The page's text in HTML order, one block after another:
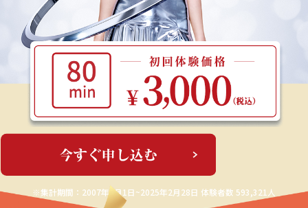
※集計期間：2007年3月1日~2025年2月28日 体験者数 593,321人